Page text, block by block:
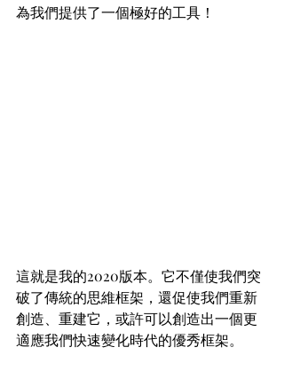
為我們提供了一個極好的工具！
這就是我的2020版本。它不僅使我們突
破了傳統的思維框架，還促使我們重新
創造、重建它，或許可以創造出一個更
適應我們快速變化時代的優秀框架。